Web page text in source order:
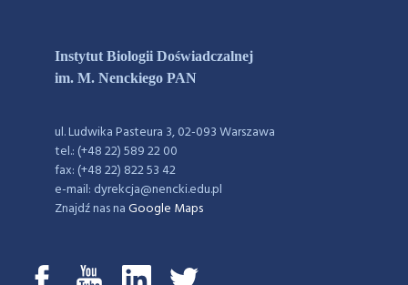
Instytut Biologii Doświadczalnej
im. M. Nenckiego PAN
ul. Ludwika Pasteura 3, 02-093 Warszawa
tel.: (+48 22) 589 22 00
fax: (+48 22) 822 53 42
e-mail: dyrekcja@nencki.edu.pl
Znajdź nas naGoogle Maps